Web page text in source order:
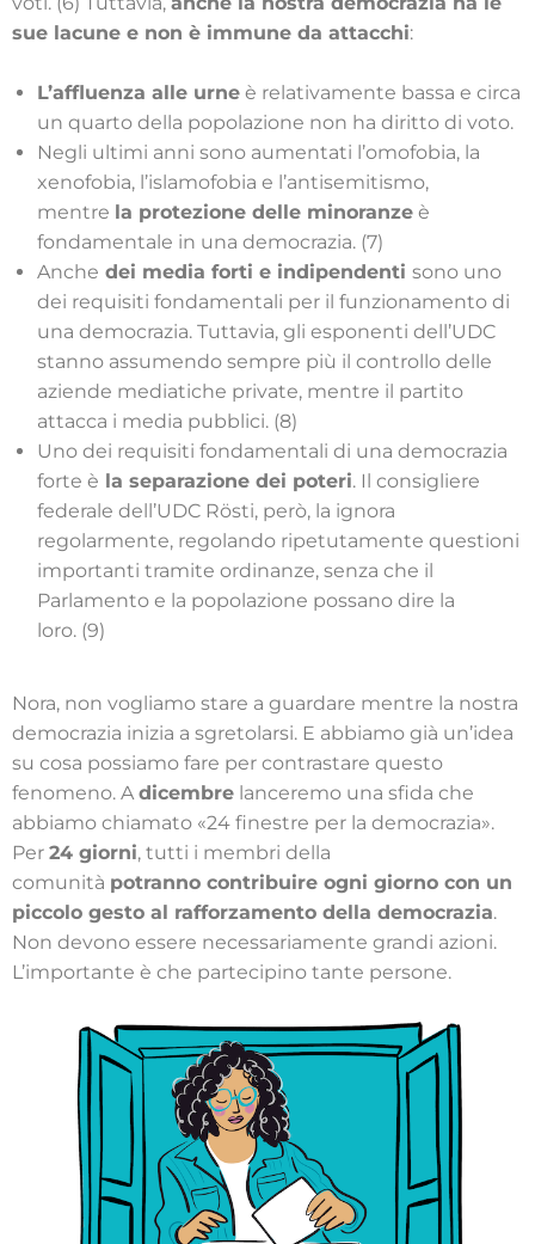
sue lacune e non è immune da attacchi:
L’affluenza alle urneè relativamente bassa e circa
un quarto della popolazione non ha diritto di voto.
Negli ultimi anni sono aumentati l’omofobia, la
xenofobia, l’islamofobia e l’antisemitismo,
mentre la protezione delle minoranzeè
fondamentale in una democrazia. (7)
Anche dei media forti e indipendenti sono uno
dei requisiti fondamentali per il funzionamento di
una democrazia. Tuttavia, gli esponenti dell’UDC
stanno assumendo sempre più il controllo delle
aziende mediatiche private, mentre il partito
attacca i media pubblici. (8)
Uno dei requisiti fondamentali di una democrazia
forte è la separazione dei poteri. Il consigliere
federale dell’UDC Rösti, però, la ignora
regolarmente, regolando ripetutamente questioni
importanti tramite ordinanze, senza che il
Parlamento e la popolazione possano dire la
loro. (9)
Nora, non vogliamo stare a guardare mentre la nostra
democrazia inizia a sgretolarsi. E abbiamo già un’idea
su cosa possiamo fare per contrastare questo
fenomeno. Adicembre lanceremo una sfida che
abbiamo chiamato «24 finestre per la democrazia».
Per 24 giorni, tutti i membri della
comunità potranno contribuire ogni giorno con un
piccolo gesto al rafforzamento della democrazia.
Non devono essere necessariamente grandi azioni.
L’importante è che partecipino tante persone.